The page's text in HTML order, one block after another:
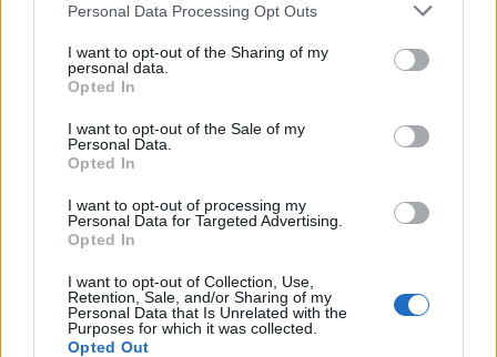
Personal Data Processing Opt Outs
I want to opt-out of the Sharing of my
personal data.
Opted In
I want to opt-out of the Sale of my
Personal Data.
Opted In
I want to opt-out of processing my
Personal Data for Targeted Advertising.
Opted In
I want to opt-out of Collection, Use,
Retention, Sale, and/or Sharing of my
Personal Data that Is Unrelated with the
Purposes for which it was collected.
Opted Out
wspierali. I dziękuję także Entropiq za wspólnie
spędzony czas– pisała wówczas Ailie. Co ciekawe, do
późniejszych eliminacji do ESL Impact Katowice w
miksowym składzie przystąpiły jedynie Paulina "pavlla"
Bucholc oraz Aleksandra "Olkaa." Janiszewska,
aczkolwiek bez sukcesów.
Illuminar Gaming
Bartłomiej "